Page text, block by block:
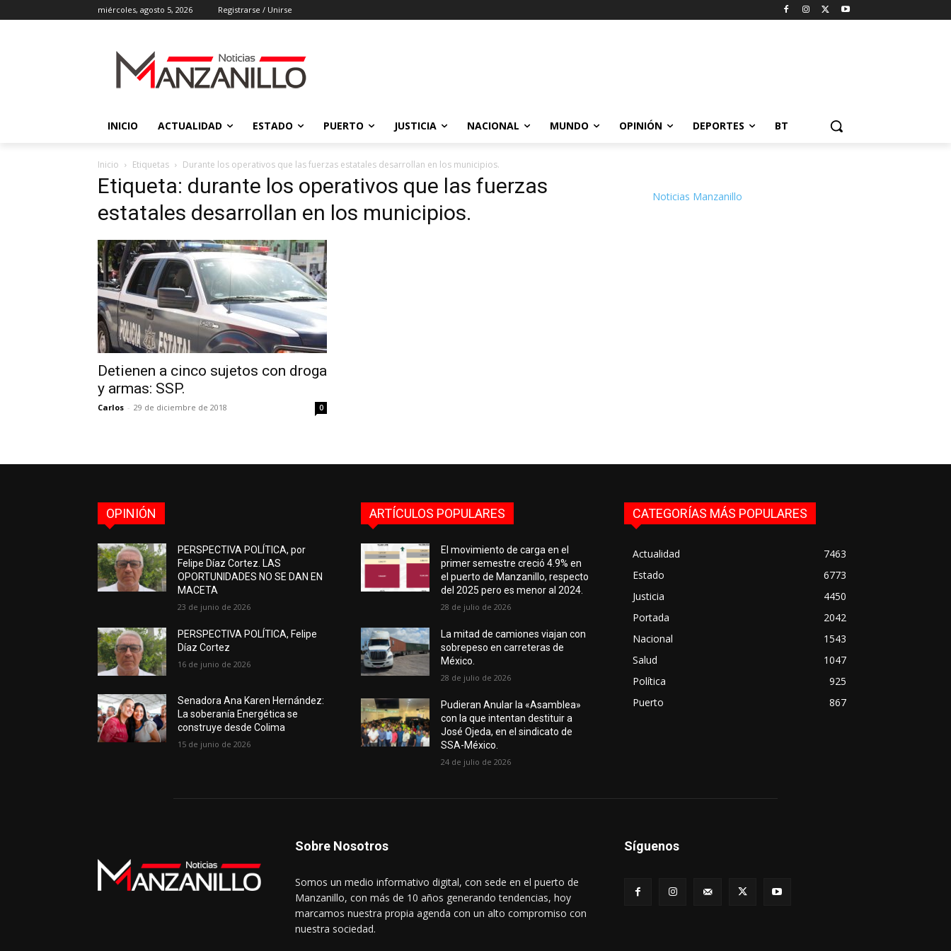
miércoles, agosto 5, 2026 Registrarse / Unirse
INICIO ACTUALIDAD ESTADO PUERTO JUSTICIA NACIONAL MUNDO OPINIÓN DEPORTES BT
Inicio Etiquetas Durante los operativos que las fuerzas estatales desarrollan en los municipios.
Etiqueta: durante los operativos que las fuerzas
estatales desarrollan en los municipios.
Detienen a cinco sujetos con droga
y armas: SSP.
Carlos - 29 de diciembre de 2018 0
Noticias Manzanillo
OPINIÓN
PERSPECTIVA POLÍTICA, por
Felipe Díaz Cortez. LAS
OPORTUNIDADES NO SE DAN EN
MACETA
23 de junio de 2026
PERSPECTIVA POLÍTICA, Felipe
Díaz Cortez
16 de junio de 2026
Senadora Ana Karen Hernández:
La soberanía Energética se
construye desde Colima
15 de junio de 2026
ARTÍCULOS POPULARES
El movimiento de carga en el
primer semestre creció 4.9% en
el puerto de Manzanillo, respecto
del 2025 pero es menor al 2024.
28 de julio de 2026
La mitad de camiones viajan con
sobrepeso en carreteras de
México.
28 de julio de 2026
Pudieran Anular la «Asamblea»
con la que intentan destituir a
José Ojeda, en el sindicato de
SSA-México.
24 de julio de 2026
CATEGORÍAS MÁS POPULARES
Actualidad
7463
Estado
6773
Justicia
4450
Portada
2042
Nacional
1543
Salud
1047
Política
925
Puerto
867
Sobre Nosotros
Somos un medio informativo digital, con sede en el puerto de
Manzanillo, con más de 10 años generando tendencias, hoy
marcamos nuestra propia agenda con un alto compromiso con
nuestra sociedad.
Síguenos